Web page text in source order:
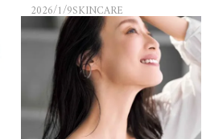
2026/1/9SKINCARE